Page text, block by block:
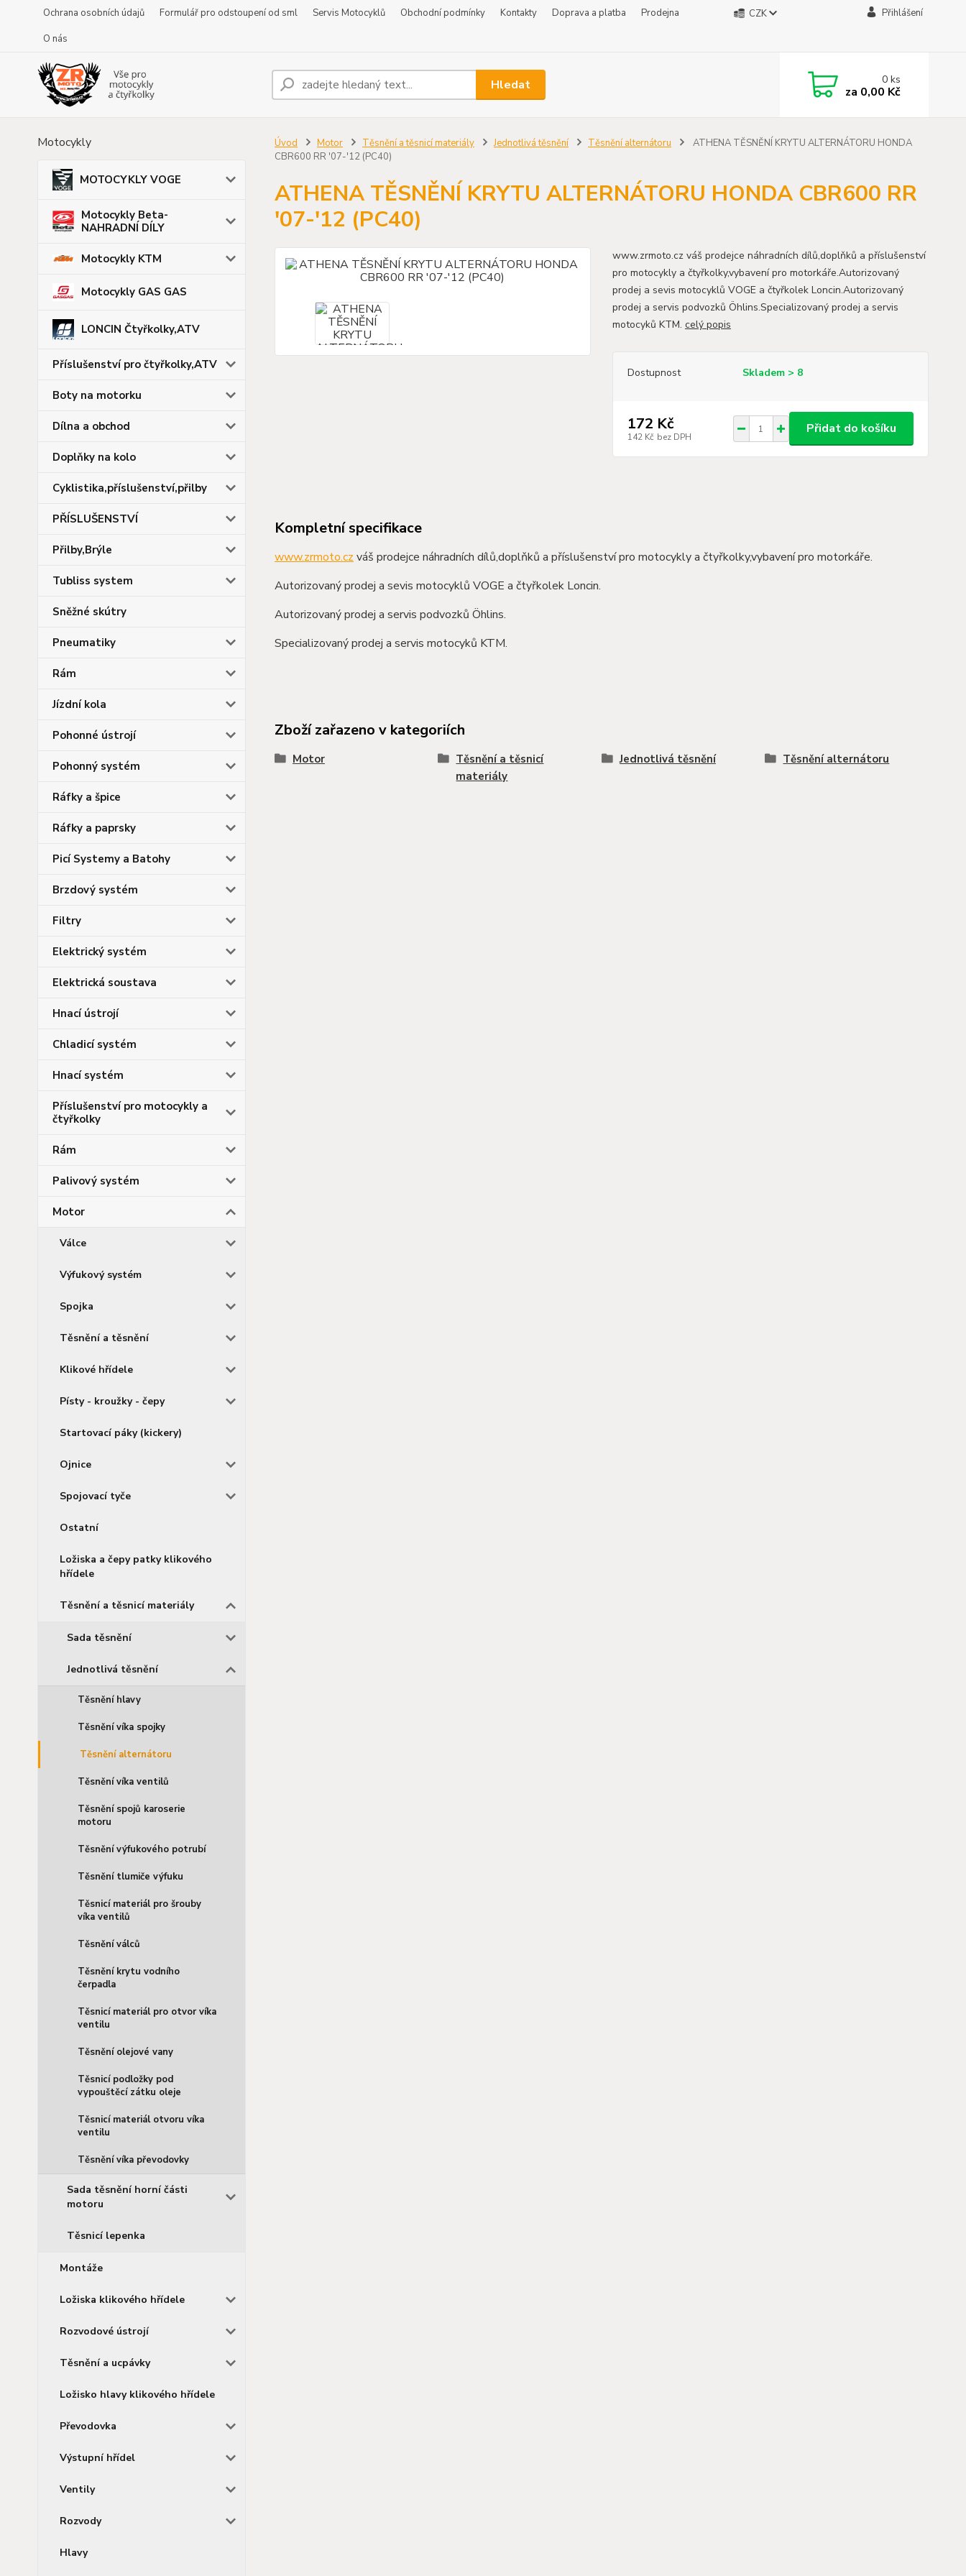
Ochrana osobních údajů Formulář pro odstoupení od sml Servis Motocyklů Obchodní podmínky Kontakty Doprava a platba
Prodejna
O nás
CZK Přihlášení
Hledat 0ks
za 0,00 Kč
Motocykly
MOTOCYKLY VOGE
Motocykly Beta-
NAHRADNÍ DÍLY
Motocykly KTM
Motocykly GAS GAS
LONCIN Čtyřkolky,ATV
Příslušenství pro čtyřkolky,ATV
Boty na motorku
Dílna a obchod
Doplňky na kolo
Cyklistika,příslušenství,přilby
PŘÍSLUŠENSTVÍ
Přilby,Brýle
Tubliss system
Sněžné skútry
Pneumatiky
Rám
Jízdní kola
Pohonné ústrojí
Pohonný systém
Ráfky a špice
Ráfky a paprsky
Picí Systemy a Batohy
Brzdový systém
Filtry
Elektrický systém
Elektrická soustava
Hnací ústrojí
Chladicí systém
Hnací systém
Příslušenství pro motocykly a
čtyřkolky
Rám
Palivový systém
Motor
Válce
Výfukový systém
Spojka
Těsnění a těsnění
Klikové hřídele
Písty - kroužky - čepy
Startovací páky (kickery)
Ojnice
Spojovací tyče
Ostatní
Ložiska a čepy patky klikového
hřídele
Těsnění a těsnicí materiály
Sada těsnění
Jednotlivá těsnění
Těsnění hlavy
Těsnění víka spojky
Těsnění alternátoru
Těsnění víka ventilů
Těsnění spojů karoserie
motoru
Těsnění výfukového potrubí
Těsnění tlumiče výfuku
Těsnicí materiál pro šrouby
víka ventilů
Těsnění válců
Těsnění krytu vodního
čerpadla
Těsnicí materiál pro otvor víka
ventilu
Těsnění olejové vany
Těsnicí podložky pod
vypouštěcí zátku oleje
Těsnicí materiál otvoru víka
ventilu
Těsnění víka převodovky
Sada těsnění horní části
motoru
Těsnicí lepenka
Montáže
Ložiska klikového hřídele
Rozvodové ústrojí
Těsnění a ucpávky
Ložisko hlavy klikového hřídele
Převodovka
Výstupní hřídel
Ventily
Rozvody
Hlavy
Úvod Motor Těsnění a těsnicí materiály Jednotlivá těsnění Těsnění alternátoru
ATHENA TĚSNĚNÍ KRYTU ALTERNÁTORU HONDA
CBR600 RR '07-'12 (PC40)
ATHENA TĚSNĚNÍ KRYTU ALTERNÁTORU HONDA CBR600 RR
'07-'12 (PC40)
www.zrmoto.cz váš prodejce náhradních dílů,doplňků a příslušenství
pro motocykly a čtyřkolky,vybavení pro motorkáře.Autorizovaný
prodej a sevis motocyklů VOGE a čtyřkolek Loncin.Autorizovaný
prodej a servis podvozků Öhlins.Specializovaný prodej a servis
motocyků KTM. celý popis
Dostupnost Skladem > 8
172 Kč
142 Kč bez DPH
Přidat do košíku
Kompletní specifikace
www.zrmoto.cz váš prodejce náhradních dílů,doplňků a příslušenství pro motocykly a čtyřkolky,vybavení pro motorkáře.
Autorizovaný prodej a sevis motocyklů VOGE a čtyřkolek Loncin.
Autorizovaný prodej a servis podvozků Öhlins.
Specializovaný prodej a servis motocyků KTM.
Zboží zařazeno v kategoriích
Motor
Těsnění a těsnicí
materiály
Jednotlivá těsnění Těsnění alternátoru